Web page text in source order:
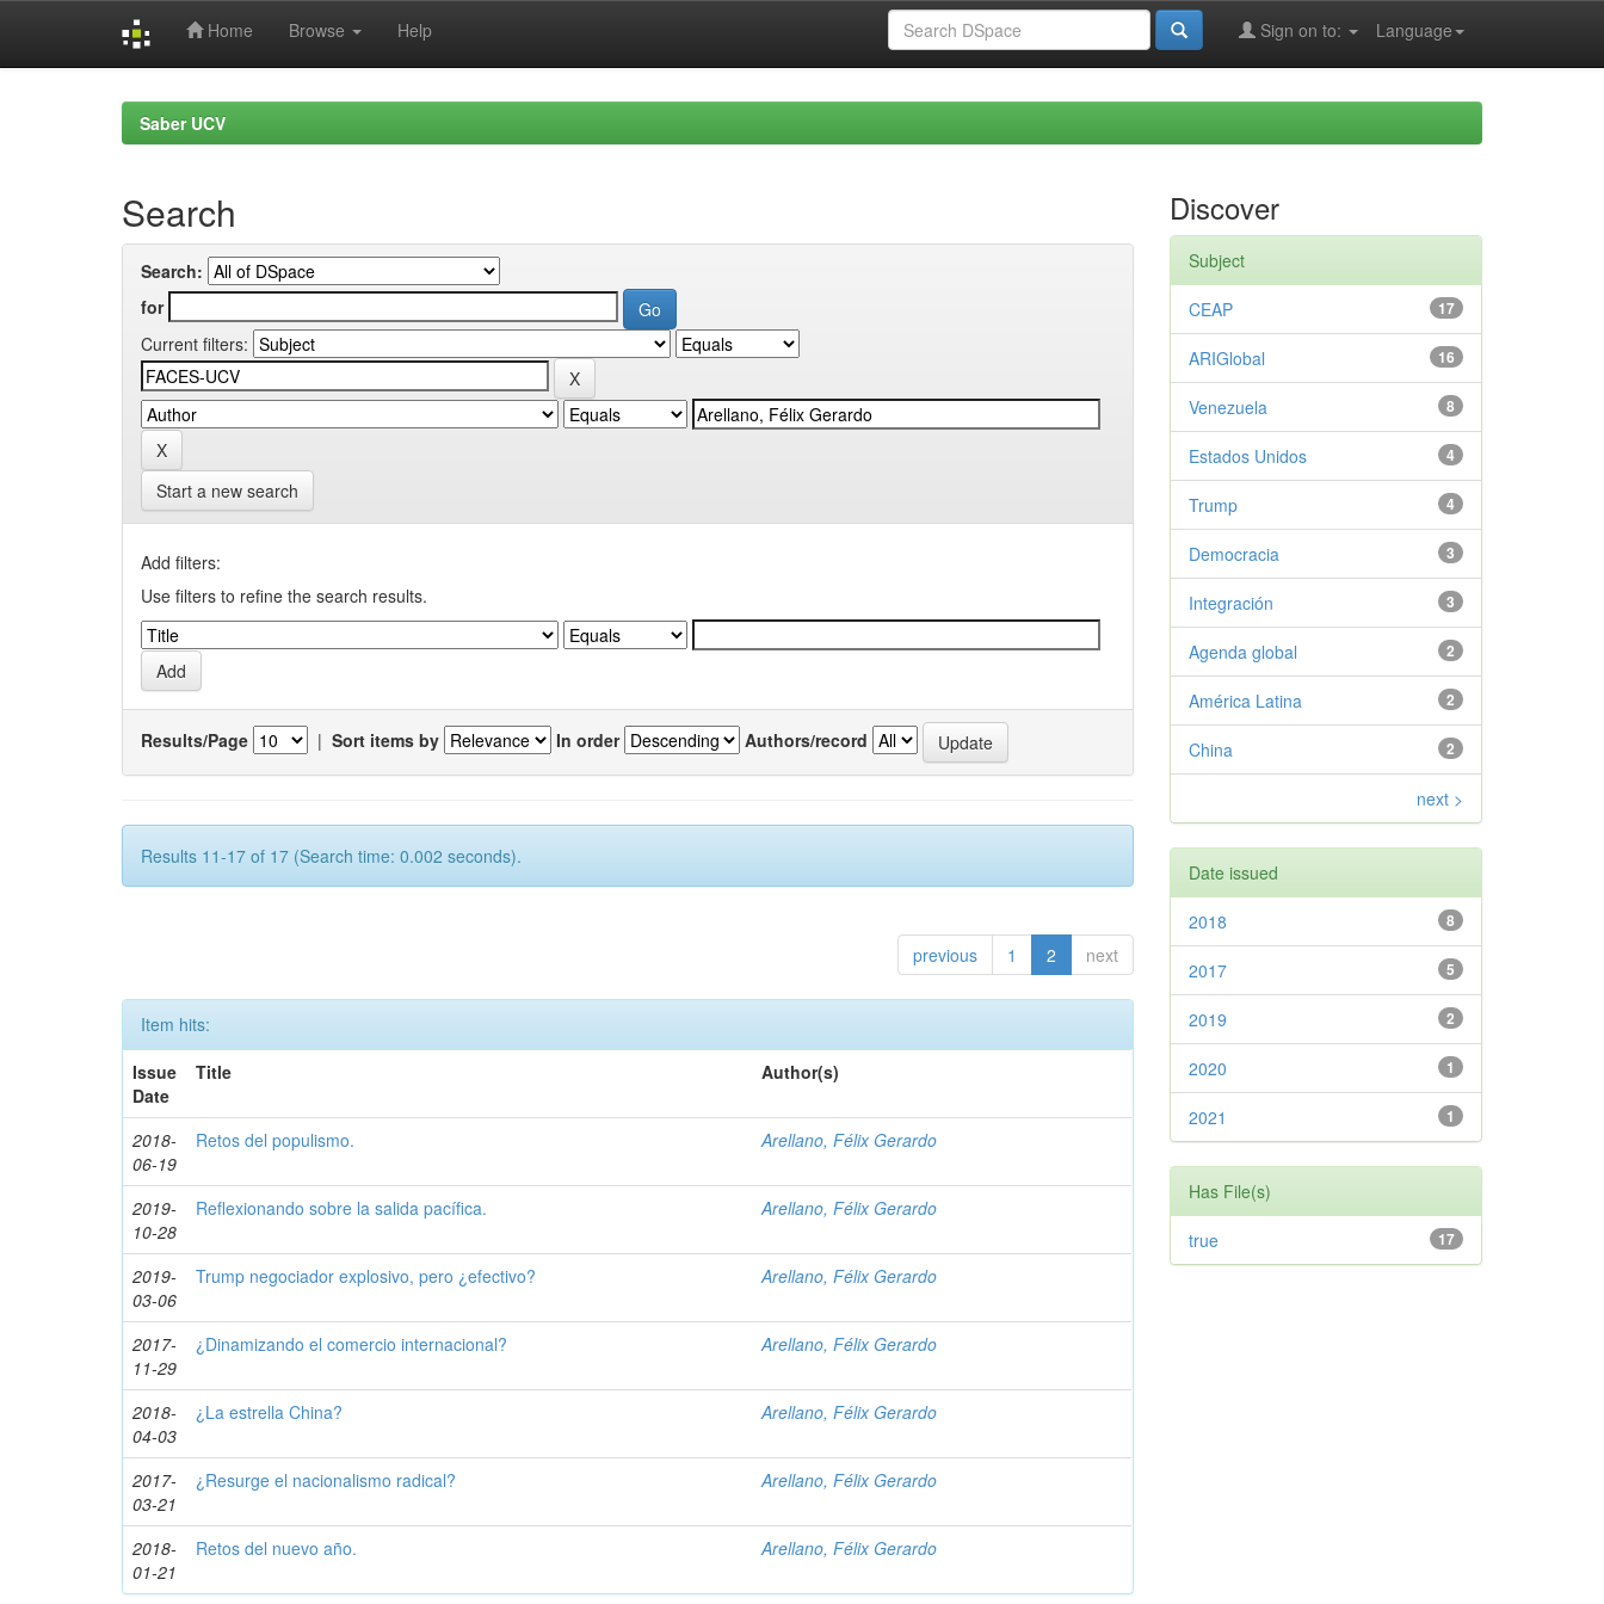
Home Browse Help Language
Sign on to:
Saber UCV
Search
Search:
for
Current filters:
Start a new search
Add filters:
Use filters to refine the search results.
Results/Page | Sort items by In order Authors/record
Results 11-17 of 17 (Search time: 0.002 seconds).
previous 1 2 next
Item hits:
Issue
Date
Title Author(s)
2018-
06-19
Retos del populismo. Arellano, Félix Gerardo
2019-
10-28
Reflexionando sobre la salida pacífica. Arellano, Félix Gerardo
2019-
03-06
Trump negociador explosivo, pero ¿efectivo? Arellano, Félix Gerardo
2017-
11-29
¿Dinamizando el comercio internacional? Arellano, Félix Gerardo
2018-
04-03
¿La estrella China? Arellano, Félix Gerardo
2017-
03-21
¿Resurge el nacionalismo radical? Arellano, Félix Gerardo
2018-
01-21
Retos del nuevo año. Arellano, Félix Gerardo
Discover
Subject
17
CEAP
16
ARIGlobal
8
Venezuela
4
Estados Unidos
4
Trump
3
Democracia
3
Integración
2
Agenda global
2
América Latina
2
China
next >
Date issued
8
2018
5
2017
2
2019
1
2020
1
2021
Has File(s)
17
true